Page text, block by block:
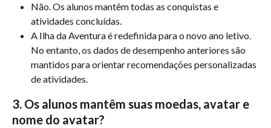
Não. Os alunos mantêm todas as conquistas e
atividades concluídas.
A Ilha da Aventura é redefinida para o novo ano letivo.
No entanto, os dados de desempenho anteriores são
mantidos para orientar recomendações personalizadas
de atividades.
3. Os alunos mantêm suas moedas, avatar e
nome do avatar?